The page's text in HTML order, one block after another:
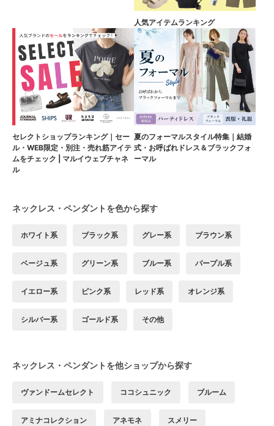
人気アイテムランキング
セレクトショップランキング｜セー
ル・WEB限定・別注・売れ筋アイテ
ムをチェック | マルイウェブチャネ
ル
夏のフォーマルスタイル特集｜結婚
式・お呼ばれドレス＆ブラックフォ
ーマル
ネックレス・ペンダントを色から探す
ホワイト系 ブラック系 グレー系 ブラウン系
ベージュ系 グリーン系 ブルー系 パープル系
イエロー系 ピンク系 レッド系 オレンジ系
シルバー系 ゴールド系 その他
ネックレス・ペンダントを他ショップから探す
ヴァンドームセレクト ココシュニック ブルーム
アミナコレクション アネモネ スメリー